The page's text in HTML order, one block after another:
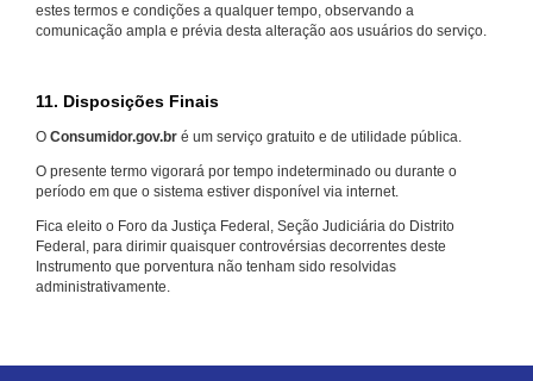
estes termos e condições a qualquer tempo, observando a
comunicação ampla e prévia desta alteração aos usuários do serviço.
11. Disposições Finais
O Consumidor.gov.br é um serviço gratuito e de utilidade pública.
O presente termo vigorará por tempo indeterminado ou durante o
período em que o sistema estiver disponível via internet.
Fica eleito o Foro da Justiça Federal, Seção Judiciária do Distrito
Federal, para dirimir quaisquer controvérsias decorrentes deste
Instrumento que porventura não tenham sido resolvidas
administrativamente.